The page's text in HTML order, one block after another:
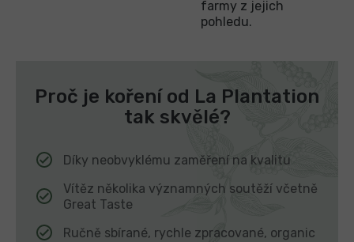
farmy z jejich
pohledu.
Proč je koření od La Plantation
tak skvělé?
Díky neobvyklému zaměření na kvalitu
Vítěz několika významných soutěží včetně
Great Taste
Ručně sbírané, rychle zpracované, organic